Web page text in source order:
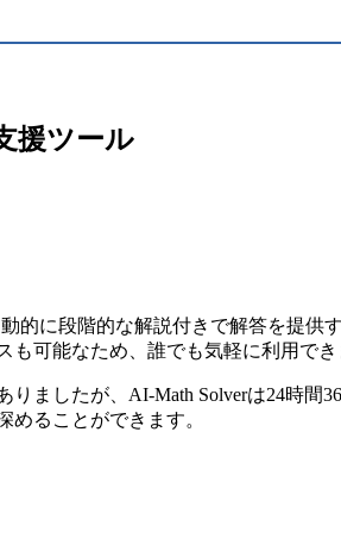
援ツール
的に段階的な解説付きで解答を提供
可能なため、誰でも気軽に利用でき
ましたが、AI-Math Solverは24時間
ることができます。